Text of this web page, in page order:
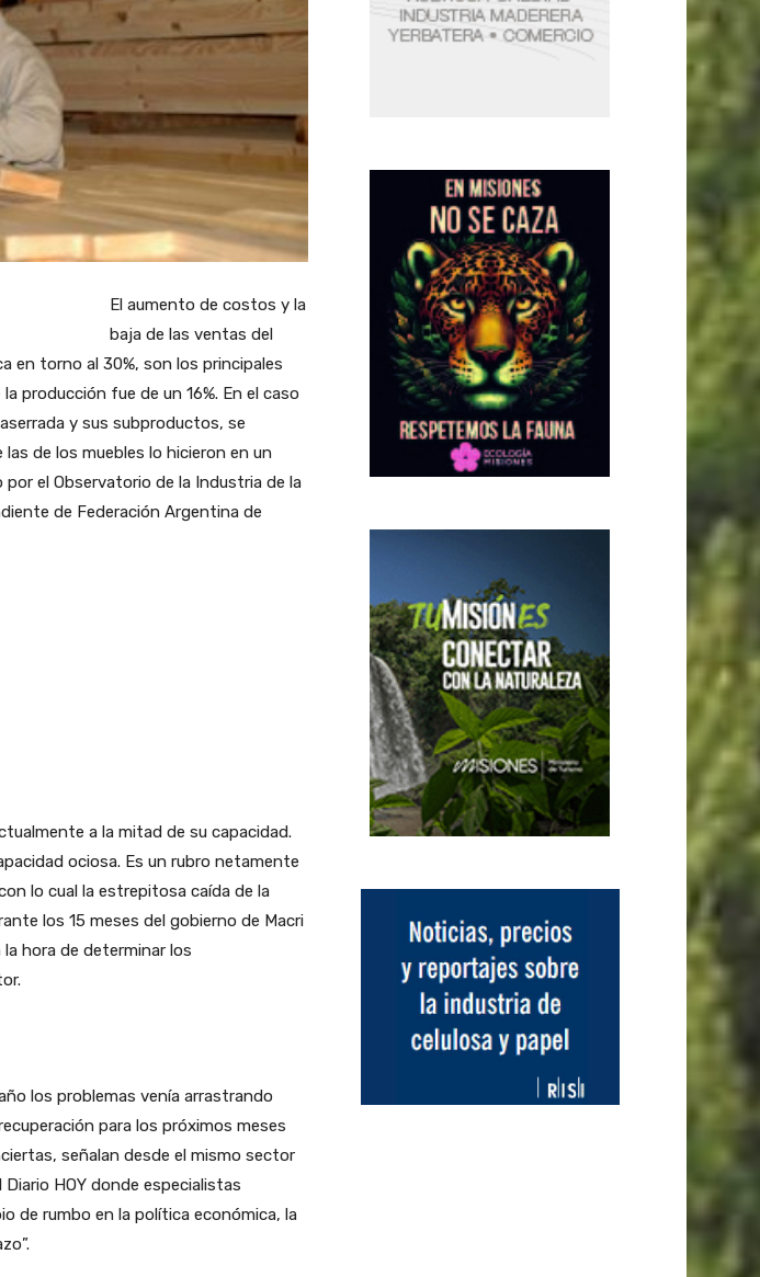
El aumento de costos y la
baja de las ventas del
en torno al 30%, son los principales
producción fue de un 16%. En el caso
y sus subproductos, se
de los muebles lo hicieron en un
el Observatorio de la Industria de la
de Federación Argentina de
a la mitad de su capacidad.
ociosa. Es un rubro netamente
lo cual la estrepitosa caída de la
los 15 meses del gobierno de Macri
hora de determinar los
los problemas venía arrastrando
para los próximos meses
señalan desde el mismo sector
HOY donde especialistas
de rumbo en la política económica, la